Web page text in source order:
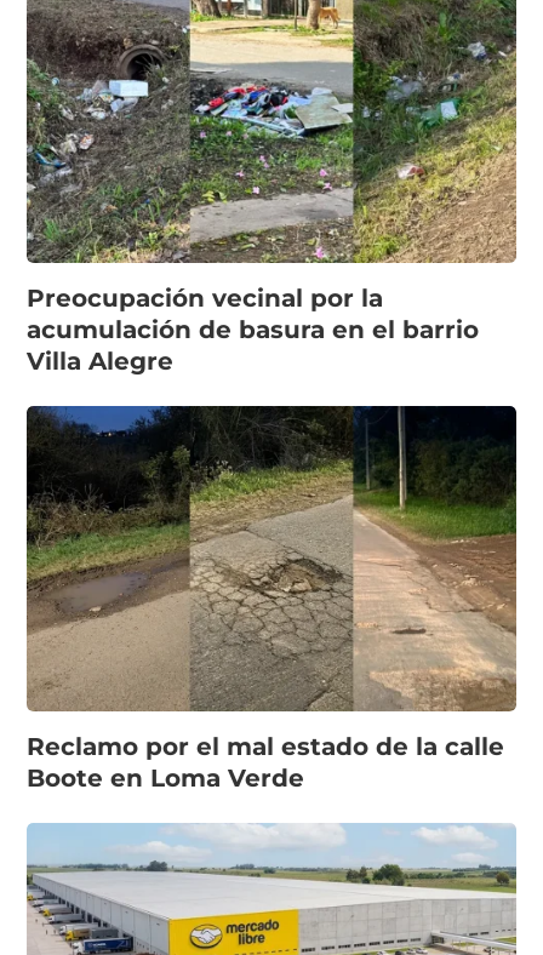
Preocupación vecinal por la
acumulación de basura en el barrio
Villa Alegre
Reclamo por el mal estado de la calle
Boote en Loma Verde